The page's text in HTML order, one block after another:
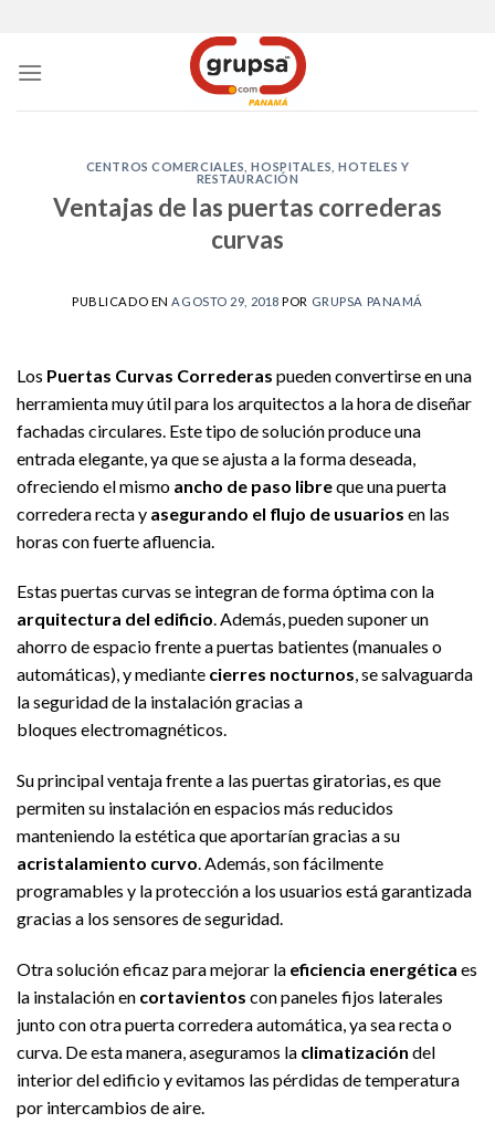
content
CENTROS COMERCIALES ,HOSPITALES ,HOTELES Y
RESTAURACIÓN
Ventajas de las puertas correderas
curvas
PUBLICADO EN AGOSTO 29, 2018 POR GRUPSA PANAMÁ
Los Puertas Curvas Correderas pueden convertirse en una
herramienta muy útil para los arquitectos a la hora de diseñar
fachadas circulares. Este tipo de solución produce una
entrada elegante, ya que se ajusta a la forma deseada,
ofreciendo el mismo ancho de paso libreque una puerta
corredera recta y asegurando el flujo de usuarios en las
horas con fuerte afluencia.
Estas puertas curvas se integran de forma óptima con la
arquitectura del edi­ficio. Además, pueden suponer un
ahorro de espacio frente a puertas batientes (manuales o
automáticas), y mediante cierres nocturnos, se salvaguarda
la seguridad de la instalación gracias a
bloques electromagnéticos.
Su principal ventaja frente a las puertas giratorias, es que
permiten su instalación en espacios más reducidos
manteniendo la estética que aportarían gracias a su
acristalamiento curvo. Además, son fácilmente
programables y la protección a los usuarios está garantizada
gracias a los sensores de seguridad.
Otra solución eficaz para mejorar la eficiencia energética es
la instalación en cortavientos con paneles fijos laterales
junto con otra puerta corredera automática, ya sea recta o
curva. De esta manera, aseguramos la climatización del
interior del edificio y evitamos las pérdidas de temperatura
por intercambios de aire.